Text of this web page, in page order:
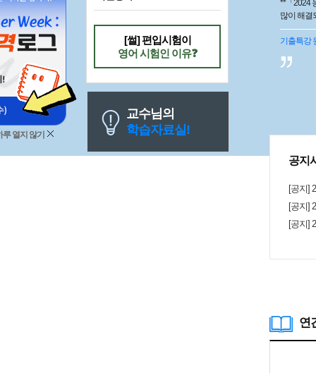
열지 않기
[썰] 편입시험이
영어 시험인 이유❓
교수님의
학습자료실!
**「2024
많이 해결되었습니다. 가장
는 데 그
문제 접근
게 제거해
타일이
데, 이 강
을 높이
고 싶은
반복해
기출특강
공지
[공지]
[공지]
[공지]
연